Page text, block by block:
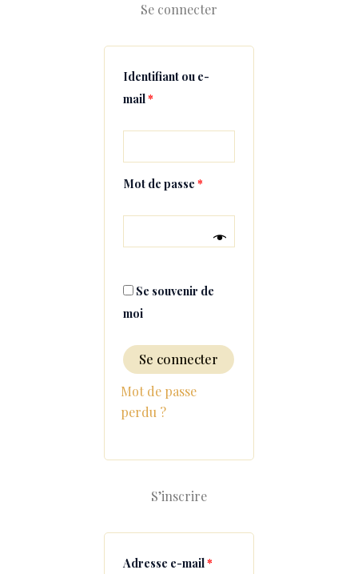
Se connecter
Identifiant ou e-
mail*
Obligatoire
Mot de passe *
Obligatoire
Se souvenir de
moi
Se connecter
Mot de passe
perdu ?
S’inscrire
Adresse e-mail*
Obligatoire